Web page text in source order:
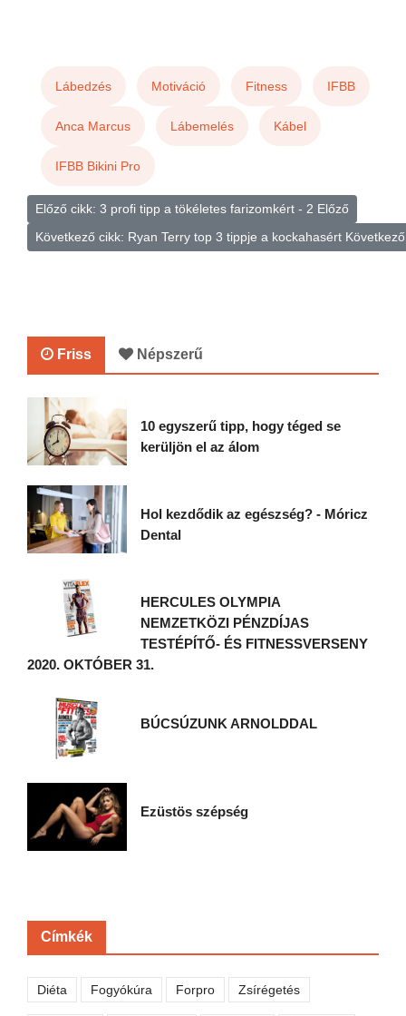
Lábedzés Motiváció Fitness IFBB
Anca Marcus Lábemelés Kábel
IFBB Bikini Pro
Előző cikk: 3 profi tipp a tökéletes farizomkért - 2 Előző
Következő cikk: Ryan Terry top 3 tippje a kockahasért Következő
Friss Népszerű
10 egyszerű tipp, hogy téged se
kerüljön el az álom
Hol kezdődik az egészség? - Móricz
Dental
HERCULES OLYMPIA
NEMZETKÖZI PÉNZDÍJAS
TESTÉPÍTŐ- ÉS FITNESSVERSENY
2020. OKTÓBER 31.
BÚCSÚZUNK ARNOLDDAL
Ezüstös szépség
Címkék
Diéta Fogyókúra Forpro Zsírégetés